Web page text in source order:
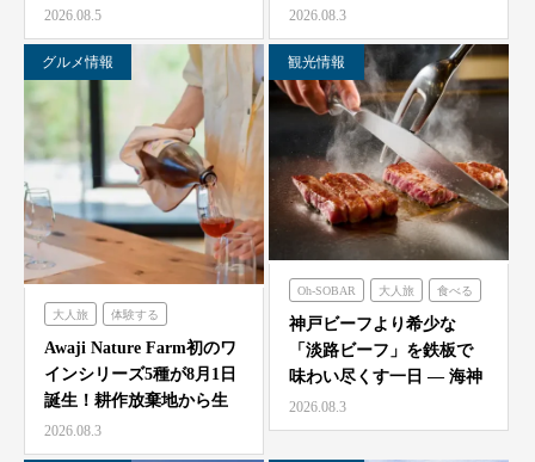
一夜をモダン蕎麦割烹
O…
2026.08.5
ビーフフェア』7月25…
2026.08.3
グルメ情報
大人旅 体験する
農家レストラン「陽・燦燦」
Awaji Nature Farm初のワ
インシリーズ5種が8月1日
誕生！耕作放棄地から生
ま…
2026.08.3
観光情報
Oh-SOBAR 大人旅 食べる
のじまスコーラ 海神人の食卓
神戸ビーフより希少な
「淡路ビーフ」を鉄板で
味わい尽くす一日 — 海神
人（アマン）の食卓
「桟…
2026.08.3